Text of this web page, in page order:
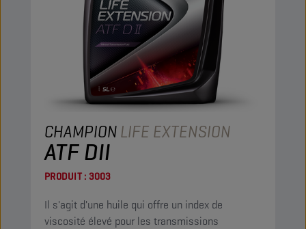
CHAMPIONLIFE EXTENSION
ATF DII
PRODUIT : 3003
Il s'agit d'une huile qui offre un index de
viscosité élevé pour les transmissions